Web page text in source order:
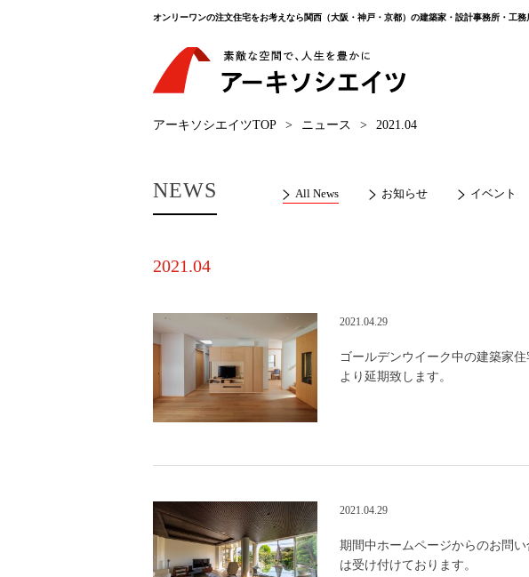
オンリーワンの注文住宅をお考えなら関西（大阪・神戸・京都）の建築家・設計事務所・工
アーキソシエイツTOP > ニュース > 2021.04
NEWS All News お知らせ イベント
2021.04
2021.04.29
ゴールデンウイーク中の建築家
より延期致します。
2021.04.29
期間中ホームページからのお問
は受け付けております。